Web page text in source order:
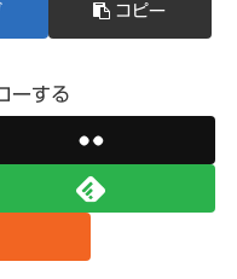
コピー
ーする